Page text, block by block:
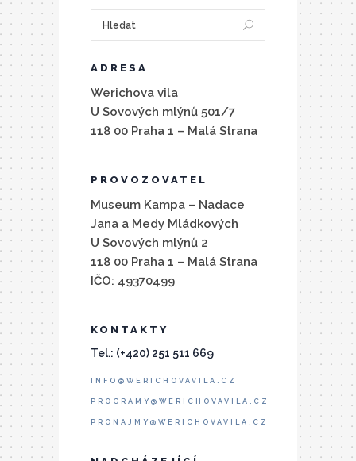
ADRESA
Werichova vila
U Sovových mlýnů 501/7
118 00 Praha 1 – Malá Strana
PROVOZOVATEL
Museum Kampa – Nadace
Jana a Medy Mládkových
U Sovových mlýnů 2
118 00 Praha 1 – Malá Strana
IČO: 49370499
KONTAKTY
Tel.: (+420) 251 511 669
INFO@WERICHOVAVILA.CZ
PROGRAMY@WERICHOVAVILA.CZ
PRONAJMY@WERICHOVAVILA.CZ